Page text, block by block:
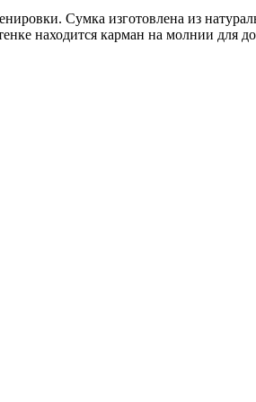
Сумка изготовлена из
находится карман на молнии для